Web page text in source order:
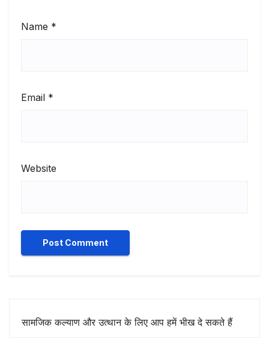
Name *
Email *
Website
सामजिक कल्याण और उत्थान के लिए आप हमें भीख दे सकते हैं